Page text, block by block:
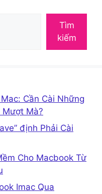
Tìm
kiếm
Cần Cài Những
Mượt Mà?
định Phải Cài
Cho Macbook Từ
Imac Qua